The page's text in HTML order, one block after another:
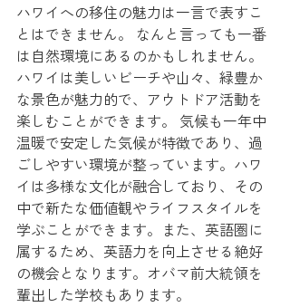
ハワイへの移住の魅力は一言で表すこ
とはできません。 なんと言っても一番
は自然環境にあるのかもしれません。
ハワイは美しいビーチや山々、緑豊か
な景色が魅力的で、アウトドア活動を
楽しむことができます。 気候も一年中
温暖で安定した気候が特徴であり、過
ごしやすい環境が整っています。ハワ
イは多様な文化が融合しており、その
中で新たな価値観やライフスタイルを
学ぶことができます。また、英語圏に
属するため、英語力を向上させる絶好
の機会となります。オバマ前大統領を
輩出した学校もあります。